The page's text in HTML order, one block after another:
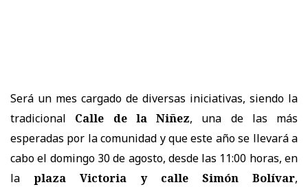
Será un mes cargado de diversas iniciativas, siendo la
tradicional
Calle de la Niñez, una de las más
esperadas por la comunidad y que este año se llevará a
cabo el domingo 30 de agosto, desde las 11:00 horas, en
la
plaza Victoria y calle Simón Bolívar,